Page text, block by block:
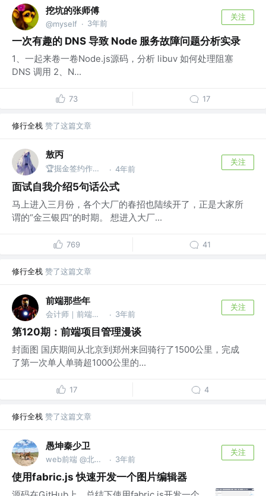
挖坑的张师傅
@myself · 3年前
关注
一次有趣的 DNS 导致 Node 服务故障问题分析实录
1、一起来卷一卷Node.js源码，分析 libuv 如何处理阻塞
DNS 调用 2、N...
73 17
修行全栈 赞了这篇文章
敖丙
🏆掘金签约作者 @微信搜：敖丙 · 4年前
关注
面试自我介绍5句话公式
马上进入三月份，各个大厂的春招也陆续开了，正是大家所
谓的“金三银四”的时期。 想进入大厂...
769 41
修行全栈 赞了这篇文章
前端那些年
会计师｜前端开发工程师｜一级建造师 @五金冲件厂 · 3年前
关注
第120期：前端项目管理漫谈
封面图 国庆期间从北京到郑州来回骑行了1500公里，完成
了第一次单人单骑超1000公里的...
17 4
修行全栈 赞了这篇文章
愚坤秦少卫
web前端 @北京迅单科技有限公司 · 3年前
关注
使用fabric.js 快速开发一个图片编辑器